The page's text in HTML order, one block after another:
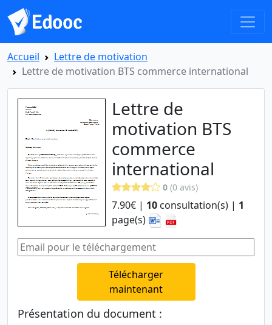
Accueil
Lettre de motivation
Lettre de motivation BTS commerce international
Lettre de
motivation BTS
commerce
international
0 (0 avis)
7.90€ | 10 consultation(s) | 1
page(s)
Télécharger
maintenant
Présentation du document :